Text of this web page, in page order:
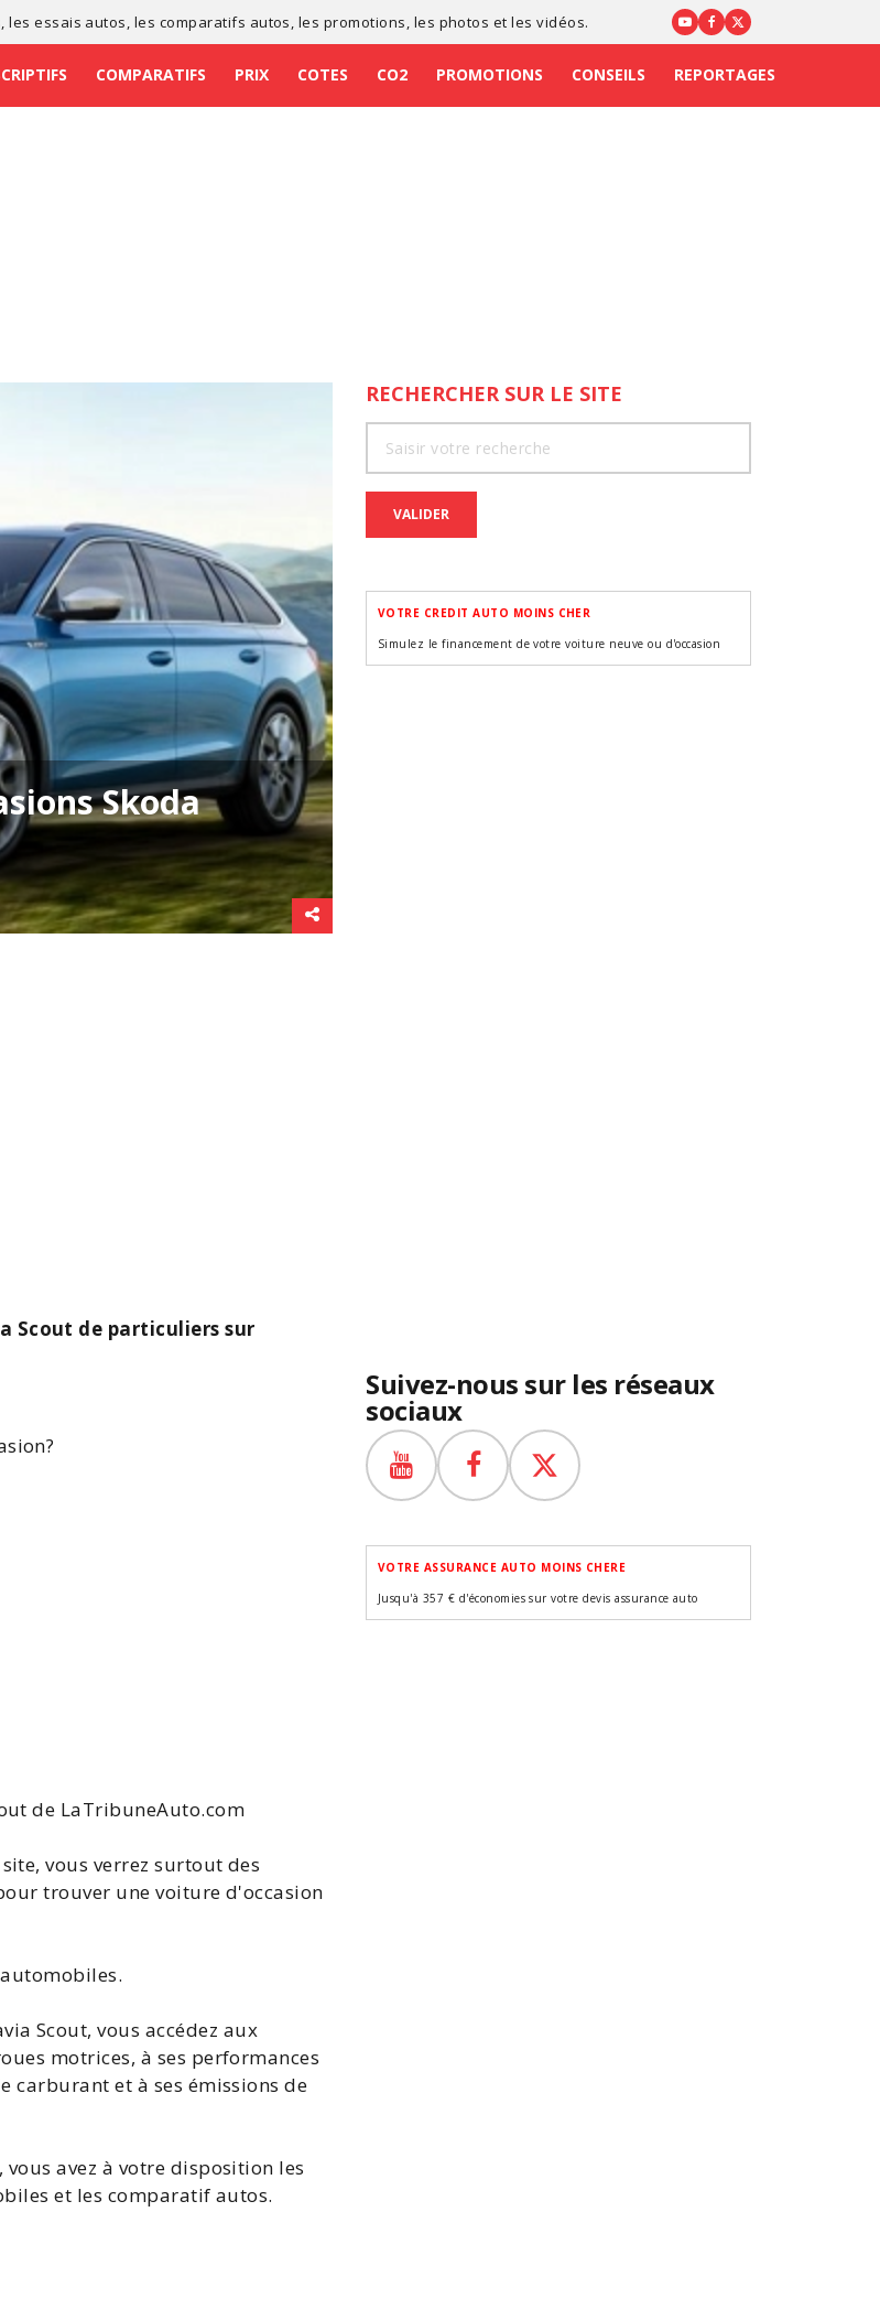
, lesessais autos , les comparatifs autos , les promotions , les photos et les vidéos.
COMPARATIFS PRIX COTES CO2 PROMOTIONS CONSEILS REPORTAGES
Skoda
Scout de particuliers sur
?
de LaTribuneAuto.com
vous verrez surtout des
trouver unevoiture d'occasion
.
Scout, vous accédez aux
motrices, à ses performances
carburant et à ses émissions de
, vous avez à votre disposition les
et les comparatif autos.
RECHERCHER SUR LE SITE
VALIDER
VOTRE CREDIT AUTO MOINS CHER
Simulez le financement de votre voiture neuve ou d'occasion
Suivez-nous sur les réseaux
sociaux
VOTRE ASSURANCE AUTO MOINS CHERE
Jusqu'à 357 € d'économies sur votre devis assurance auto